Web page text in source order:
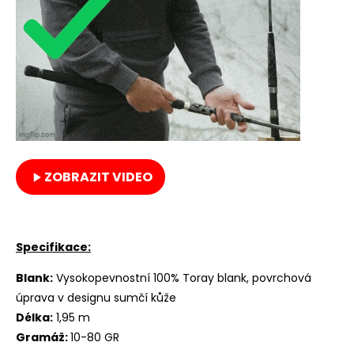
ZOBRAZIT VIDEO
Specifikace:
Blank: Vysokopevnostní 100% Toray blank, povrchová
úprava v designu sumčí kůže
Délka: 1,95 m
Gramáž:10-80 GR